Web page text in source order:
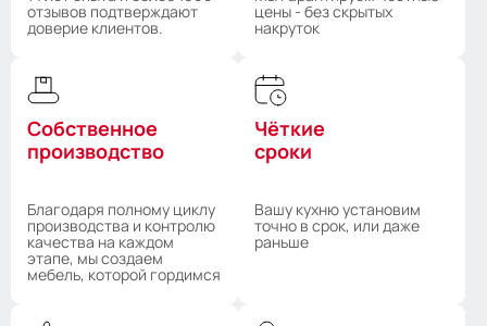
отзывов подтверждают
доверие клиентов.
цены - без скрытых
накруток
Собственное
производство
Благодаря полному циклу
производства и контролю
качества на каждом
этапе, мы создаем
мебель, которой гордимся
Чёткие
сроки
Вашу кухню установим
точно в срок, или даже
раньше